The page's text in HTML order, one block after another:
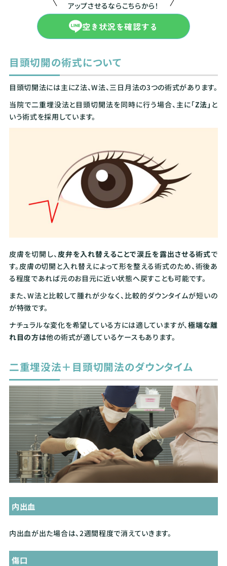
アップさせるならこちらから！
空き状況を確認する
目頭切開の術式について
目頭切開法には主にZ法、W法、三日月法の3つの術式があります。
当院で二重埋没法と目頭切開法を同時に行う場合、主に「Z法」 と
いう術式を採用しています。
皮膚を切開し、 皮弁を入れ替えることで涙丘を露出させる術式で
す。皮膚の切開と入れ替えによって形を整える術式のため、術後あ
る程度であれば元のお目元に近い状態へ戻すことも可能です。
また、W法と比較して腫れが少なく、比較的ダウンタイムが短いの
が特徴です。
ナチュラルな変化を希望している方には適していますが、極端な離
れ目の方は他の術式が適しているケースもあります。
二重埋没法＋目頭切開法のダウンタイム
内出血
内出血が出た場合は、2週間程度で消えていきます。
傷口